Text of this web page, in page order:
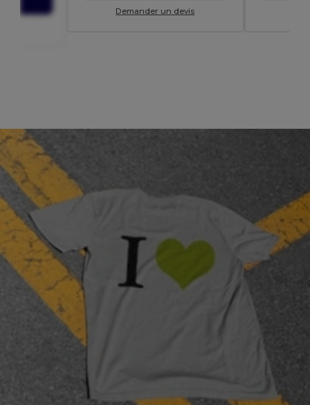
Demander un devis